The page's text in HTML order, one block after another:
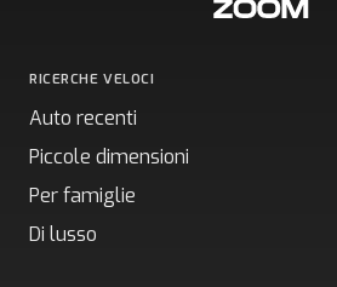
RICERCHE VELOCI
Auto recenti
Piccole dimensioni
Per famiglie
Di lusso